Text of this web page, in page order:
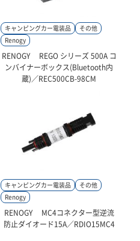
キャンピングカー電装品
その他
Renogy
RENOGY REGO シリーズ 500A コ
ンバイナーボックス(Bluetooth内
蔵)／REC500CB-98CM
キャンピングカー電装品
その他
Renogy
RENOGY MC4コネクター型逆流
防止ダイオード15A／RDIO15MC4